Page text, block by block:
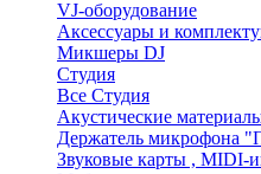
VJ-оборудование
Аксессуары и
Микшеры DJ
Студия
Все Студия
Акустические
Держатель микрофона
Звуковые карты , MIDI-